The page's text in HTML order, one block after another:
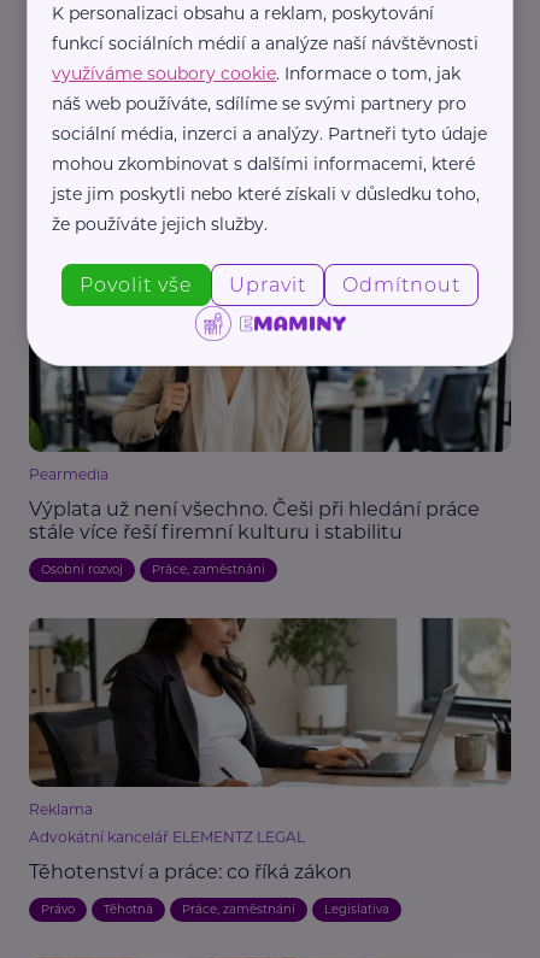
Česká správa sociálního zabezpečení
OSVČ čeká od července 2026 změna sociálního
pojištění. Některým se sníží minimální zálohy
Aktuálně Práce, zaměstnání
Pearmedia
Výplata už není všechno. Češi při hledání práce
stále více řeší firemní kulturu i stabilitu
Osobní rozvoj Práce, zaměstnání
Reklama
Advokátní kancelář ELEMENTZ LEGAL
Těhotenství a práce: co říká zákon
Právo Těhotná Práce, zaměstnání Legislativa
K personalizaci obsahu a reklam, poskytování
funkcí sociálních médií a analýze naší návštěvnosti
využíváme soubory cookie. Informace o tom, jak
náš web používáte, sdílíme se svými partnery pro
sociální média, inzerci a analýzy. Partneři tyto údaje
mohou zkombinovat s dalšími informacemi, které
jste jim poskytli nebo které získali v důsledku toho,
že používáte jejich služby.
Povolit vše Upravit Odmítnout